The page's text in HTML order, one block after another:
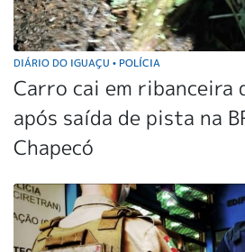
DIÁRIO DO IGUAÇU • POLÍCIA
Carro cai em ribanceira
após saída de pista na
Chapecó